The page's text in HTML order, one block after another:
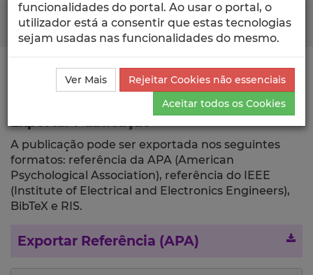
Search Button
Ciência_Iscte Publicações
Descrição Detalhada da
Publicação
Exportar
A publicação pode ser exportada nos seguintes
formatos: referência da APA (American
Psychological Association), referência do IEEE
(Institute of Electrical and Electronics Engineers),
BibTeX e RIS.
Exportar Referência (APA)
funcionalidades do portal. Ao usar o portal, o
utilizador está a consentir que estas tecnologias
sejam usadas nas funcionalidades do mesmo.
Ver Mais
Rejeitar Cookies não essenciais
Aceitar todos os Cookies